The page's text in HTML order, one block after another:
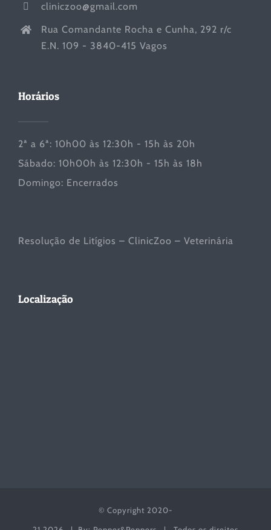
cliniczoo@gmail.com
Rua Comandante Rocha e Cunha, 292 r/c
E.N. 109 - 3840-415 Vagos
Horários
2ª a 6ª: 10h00 às 12:30h - 15h às 20h
Sábado: 10h00h às 12:30h - 15h às 18h
Domingo: Encerrados
Resolução de Litígios – ClinicZoo – Veterinária
Localização
© Copyright 2020-